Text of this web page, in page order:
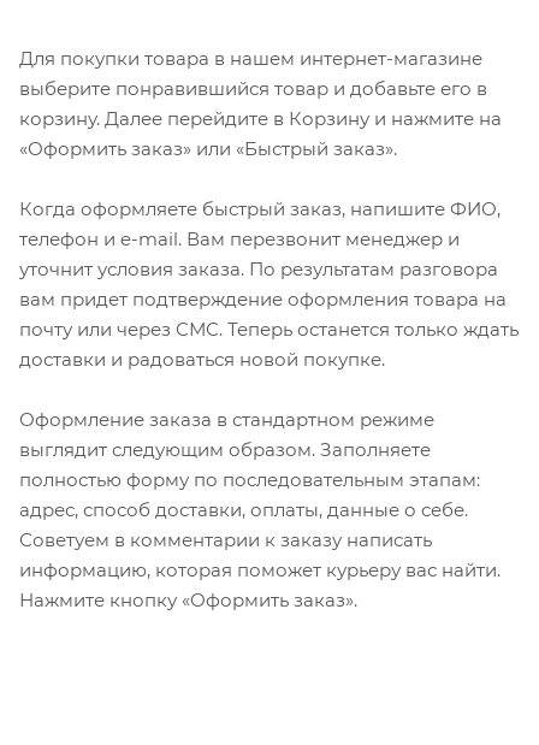
Для покупки товара в нашем интернет-магазине
выберите понравившийся товар и добавьте его в
корзину. Далее перейдите в Корзину и нажмите на
«Оформить заказ» или «Быстрый заказ».
Когда оформляете быстрый заказ, напишите ФИО,
телефон и e-mail. Вам перезвонит менеджер и
уточнит условия заказа. По результатам разговора
вам придет подтверждение оформления товара на
почту или через СМС. Теперь останется только ждать
доставки и радоваться новой покупке.
Оформление заказа в стандартном режиме
выглядит следующим образом. Заполняете
полностью форму по последовательным этапам:
адрес, способ доставки, оплаты, данные о себе.
Советуем в комментарии к заказу написать
информацию, которая поможет курьеру вас найти.
Нажмите кнопку «Оформить заказ».